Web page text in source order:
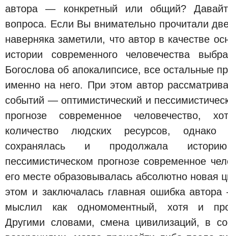
автора — конкретный или общий?
вопроса. Если Вы внимательно прочитали
наверняка заметили, что автор в качестве
истории современного человечества
Богослова об апокалипсисе, все остальные
именно на него. При этом автор
событий — оптимистический и
прогнозе современное человечество,
количество людских ресурсов, однако
сохранялась и продолжала
пессимистическом прогнозе современное
его месте образовывалась абсолютно новая
этом и заключалась главная ошибка
мыслил как одномоментный, хотя и
Другими словами, смена цивилизаций, в